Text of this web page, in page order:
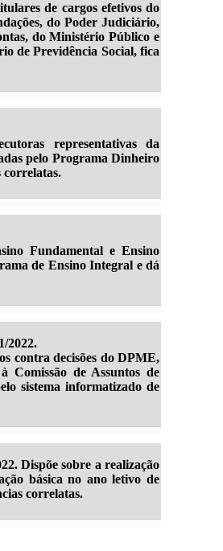
de cargos efetivos do
do Poder Judiciário,
do Ministério Público e
de Previdência Social, fica
representativas da
pelo Programa Dinheiro
correlatas.
Fundamental e Ensino
de Ensino Integral e dá
2022.
contra decisões do DPME,
Comissão de Assuntos de
sistema informatizado de
Dispõe sobre a realização
básica no ano letivo de
correlatas.